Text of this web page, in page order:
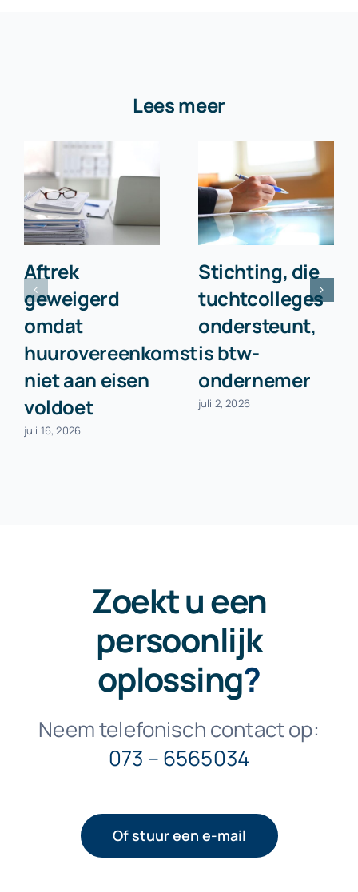
Lees meer
Aftrek
geweigerd
omdat
huurovereenkomst
niet aan eisen
voldoet
juli 16, 2026
Stichting, die
tuchtcolleges
ondersteunt,
is btw-
ondernemer
juli 2, 2026
Zoekt u een
persoonlijk
oplossing?
Neem telefonisch contact op:
073 – 6565034
Of stuur een e-mail